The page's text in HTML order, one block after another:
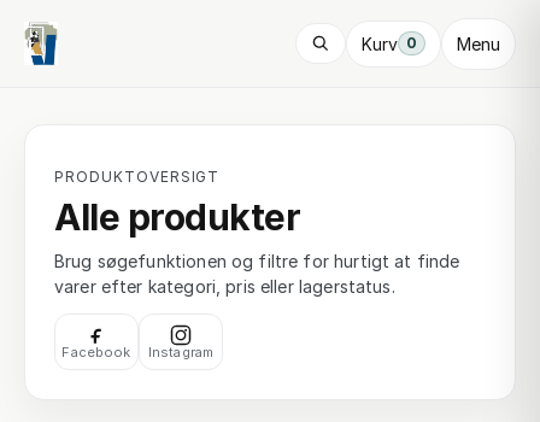
Kurv 0 Menu
PRODUKTOVERSIGT
Alle produkter
Brug søgefunktionen og filtre for hurtigt at finde
varer efter kategori, pris eller lagerstatus.
Facebook Instagram